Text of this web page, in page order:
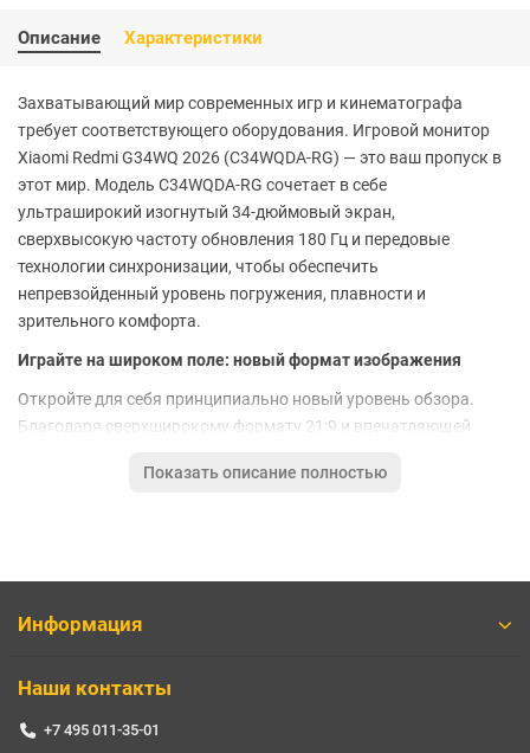
Описание Характеристики
Захватывающий мир современных игр и кинематографа
требует соответствующего оборудования. Игровой монитор
Xiaomi Redmi G34WQ 2026 (C34WQDA-RG) — это ваш пропуск в
этот мир. Модель C34WQDA-RG сочетает в себе
ультраширокий изогнутый 34-дюймовый экран,
сверхвысокую частоту обновления 180 Гц и передовые
технологии синхронизации, чтобы обеспечить
непревзойденный уровень погружения, плавности и
зрительного комфорта.
Играйте на широком поле: новый формат изображения
Откройте для себя принципиально новый уровень обзора.
Благодаря сверхширокому формату 21:9 и впечатляющей
G34WQ предлагает на 30% больше полезного пространства по
действовать быстрее.
Картинка на этом мониторе оживает благодаря
исключительной точности цветов. Матрица с широким
Показать описание полностью
Информация
Наши контакты
+7 495 011-35-01